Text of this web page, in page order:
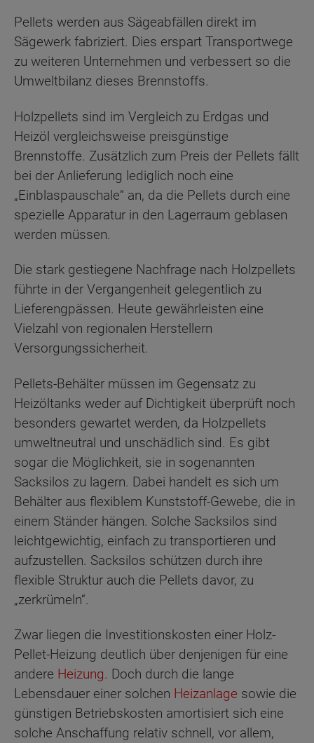
Pellets werden aus Sägeabfällen direkt im
Sägewerk fabriziert. Dies erspart Transportwege
zu weiteren Unternehmen und verbessert so die
Umweltbilanz dieses Brennstoffs.
Holzpellets sind im Vergleich zu Erdgas und
Heizöl vergleichsweise preisgünstige
Brennstoffe. Zusätzlich zum Preis der Pellets fällt
bei der Anlieferung lediglich noch eine
„Einblaspauschale“ an, da die Pellets durch eine
spezielle Apparatur in den Lagerraum geblasen
werden müssen.
Die stark gestiegene Nachfrage nach Holzpellets
führte in der Vergangenheit gelegentlich zu
Lieferengpässen. Heute gewährleisten eine
Vielzahl von regionalen Herstellern
Versorgungssicherheit.
Pellets-Behälter müssen im Gegensatz zu
Heizöltanks weder auf Dichtigkeit überprüft noch
besonders gewartet werden, da Holzpellets
umweltneutral und unschädlich sind. Es gibt
sogar die Möglichkeit, sie in sogenannten
Sacksilos zu lagern. Dabei handelt es sich um
Behälter aus flexiblem Kunststoff-Gewebe, die in
einem Ständer hängen. Solche Sacksilos sind
leichtgewichtig, einfach zu transportieren und
aufzustellen. Sacksilos schützen durch ihre
flexible Struktur auch die Pellets davor, zu
„zerkrümeln“.
Zwar liegen die Investitionskosten einer Holz-
Pellet-Heizung deutlich über denjenigen für eine
andere Heizung. Doch durch die lange
Lebensdauer einer solchen Heizanlage sowie die
günstigen Betriebskosten amortisiert sich eine
solche Anschaffung relativ schnell, vor allem,